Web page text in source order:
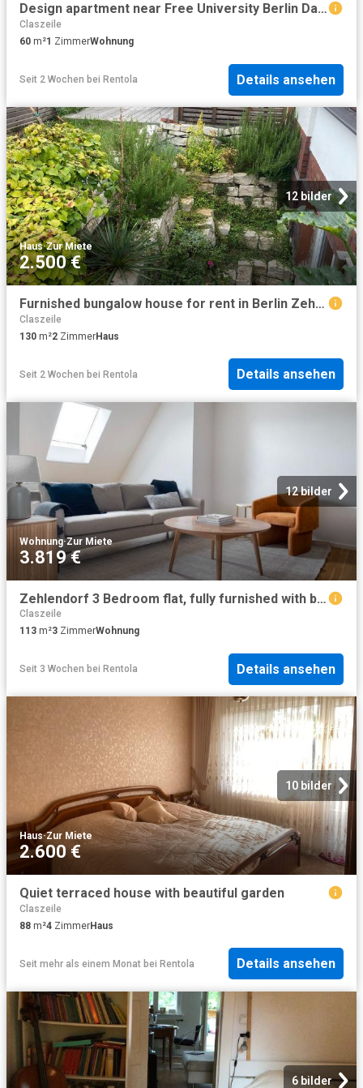
Design apartment near Free University Berlin Dahlem/Zehlendorf, Berlin Amsterdam Apartments for Rent
Claszeile
60 m²1 ZimmerWohnung
Seit 2 Wochen bei Rentola Details ansehen
12 bilder
Haus·Zur Miete
2.500 €
Furnished bungalow house for rent in Berlin Zehlendorf, Berlin Amsterdam Apartments for Rent
Claszeile
130 m²2 ZimmerHaus
Seit 2 Wochen bei Rentola Details ansehen
12 bilder
Wohnung·Zur Miete
3.819 €
Zehlendorf 3 Bedroom flat, fully furnished with balcony, Berlin Amsterdam Apartments for Rent
Claszeile
113 m²3 ZimmerWohnung
Seit 3 Wochen bei Rentola Details ansehen
10 bilder
Haus·Zur Miete
2.600 €
Quiet terraced house with beautiful garden
Claszeile
88 m²4 ZimmerHaus
Seit mehr als einem Monat bei Rentola Details ansehen
6 bilder